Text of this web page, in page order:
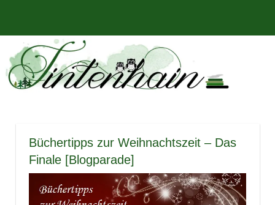
springen
Tintenhain
–
Der
Rezensionen
und
mehr
Büchertipps zur Weihnachtszeit – Das
Finale [Blogparade]